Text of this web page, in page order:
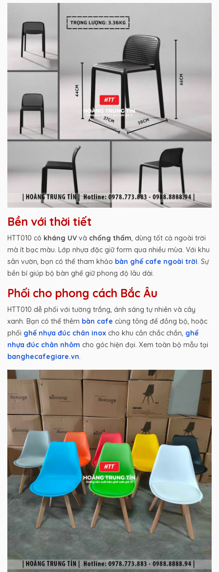
Bền với thời tiết
HTT010 có kháng UV và chống thấm, dùng tốt cả ngoài trời
mà ít bạc màu. Lớp nhựa đặc giữ form qua nhiều mùa. Với khu
sân vườn, bạn có thể tham khảo bàn ghế cafe ngoài trời. Sự
bền bỉ giúp bộ bàn ghế giữ phong độ lâu dài.
Phối cho phong cách Bắc Âu
HTT010 dễ phối với tường trắng, ánh sáng tự nhiên và cây
xanh. Bạn có thể thêm bàn cafe cùng tông để đồng bộ, hoặc
phối ghế nhựa đúc chân inox cho khu cần chắc chắn, ghế
nhựa đúc chân nhôm cho góc hiện đại. Xem toàn bộ mẫu tại
banghecafegiare.vn.